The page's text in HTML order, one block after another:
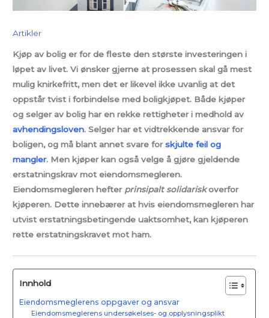
Artikler
Kjøp av bolig er for de fleste den største investeringen i
løpet av livet. Vi ønsker gjerne at prosessen skal gå mest
mulig knirkefritt, men det er likevel ikke uvanlig at det
oppstår tvist i forbindelse med boligkjøpet. Både kjøper
og selger av bolig har en rekke rettigheter i medhold av
avhendingsloven. Selger har et vidtrekkende ansvar for
boligen, og må blant annet svare forskjulte feil og
mangler. Men kjøper kan også velge å gjøre gjeldende
erstatningskrav mot eiendomsmegleren.
Eiendomsmegleren hefter prinsipalt solidariskoverfor
kjøperen. Dette innebærer at hvis eiendomsmegleren har
utvist erstatningsbetingende uaktsomhet, kan kjøperen
rette erstatningskravet mot ham.
Innhold
Eiendomsmeglerens oppgaver og ansvar
Eiendomsmeglerens undersøkelses- og opplysningsplikt